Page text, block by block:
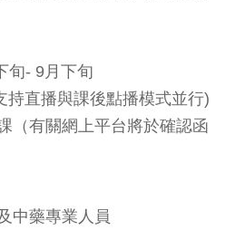
旬- 9月下旬
持直播與課後點播模式並行)
（有關網上平台將於確認函
中藥專業人員